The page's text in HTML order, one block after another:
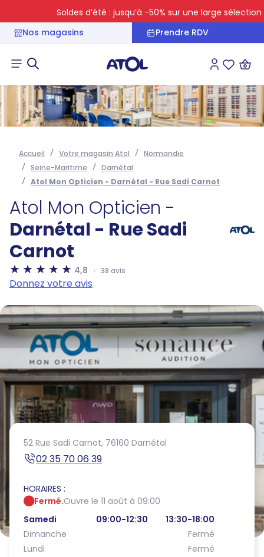
Soldes d’été : jusqu’à -50% sur une large sélection
Nos magasins
Prendre RDV
Connexion
Accueil Votre magasin Atol
Normandie
Seine-Maritime
Darnétal
Atol Mon Opticien - Darnétal - Rue Sadi Carnot
Atol Mon Opticien -
Darnétal - Rue Sadi
Carnot
4,8 38 avis
Donnez votre avis
52 Rue Sadi Carnot, 76160 Darnétal
02 35 70 06 39
HORAIRES :
Fermé.Ouvre le 11 août à 09:00
Samedi
09:00-12:30
13:30-18:00
Dimanche
Fermé
Lundi
Fermé